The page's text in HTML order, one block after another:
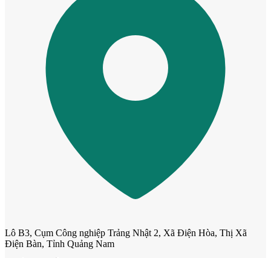
Lô B3, Cụm Công nghiệp Trảng Nhật 2, Xã Điện Hòa, Thị Xã
Điện Bàn, Tỉnh Quảng Nam